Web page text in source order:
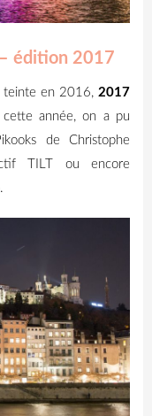
édition 2017
teinte en 2016, 2017
année, on a pu
de Christophe
TILT ou encore